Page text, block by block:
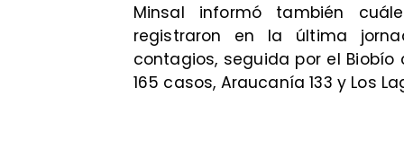
Minsal informó también
registraron en la última
contagios, seguida por el
165 casos, Araucanía 133 y Los